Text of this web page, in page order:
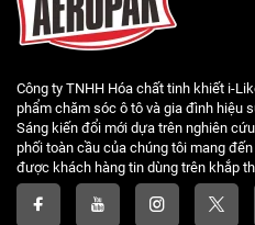
Công ty TNHH Hóa chất tinh khiết i-
phẩm chăm sóc ô tô và gia đình hiệu
Sáng kiến đổi mới dựa trên nghiên
phối toàn cầu của chúng tôi mang
được khách hàng tin dùng trên khắp